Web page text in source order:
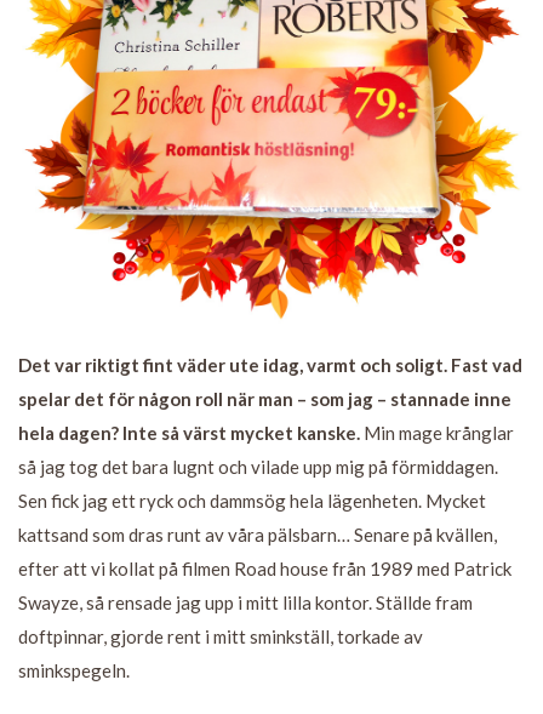
Det var riktigt fint väder ute idag, varmt och soligt. Fast vad
spelar det för någon roll när man – som jag – stannade inne
hela dagen? Inte så värst mycket kanske. Min mage krånglar
så jag tog det bara lugnt och vilade upp mig på förmiddagen.
Sen fick jag ett ryck och dammsög hela lägenheten. Mycket
kattsand som dras runt av våra pälsbarn… Senare på kvällen,
efter att vi kollat på filmen Road house från 1989 med Patrick
Swayze, så rensade jag upp i mitt lilla kontor. Ställde fram
doftpinnar, gjorde rent i mitt sminkställ, torkade av
sminkspegeln.